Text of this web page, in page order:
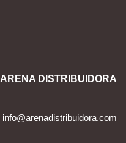
ARENA DISTRIBUIDORA
info@arenadistribuidora.com